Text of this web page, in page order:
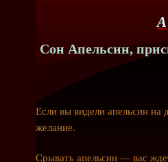
А
Сон Апельсин,
Если вы видели апельсин на
желание.
Срывать апельсин — вас